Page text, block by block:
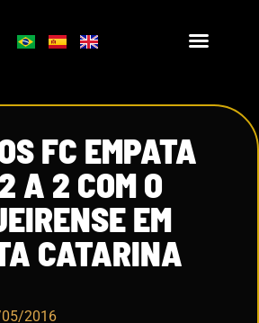
FC EMPATA
A 2 COM O
EM
CATARINA
2016